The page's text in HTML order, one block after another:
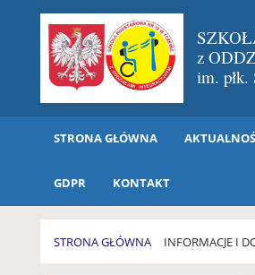
z
im. płk.
STRONA GŁÓWNA
GDPR KONTAKT
STRONA GŁÓWNA INFORMACJE I